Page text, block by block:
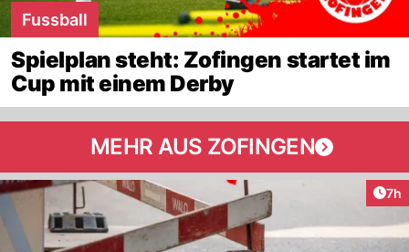
Fussball
Spielplan steht: Zofingen startet im
Cup mit einem Derby
MEHR AUS ZOFINGEN
7h